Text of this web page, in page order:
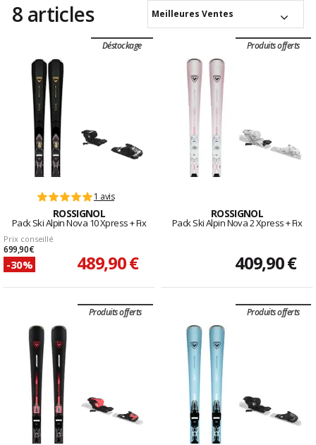
8 articles Meilleures Ventes
Déstockage
1 avis
ROSSIGNOL
Pack Ski Alpin Nova 10 Xpress + Fix
Prix conseillé
699,90 €
-30% 489,90 €
Produits offerts
ROSSIGNOL
Pack Ski Alpin Nova 2 Xpress + Fix
409,90 €
Produits offerts Produits offerts